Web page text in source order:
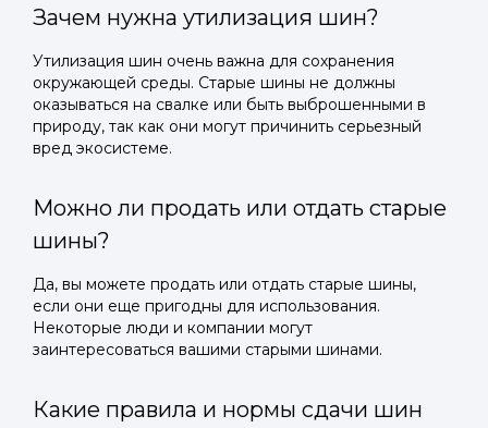
Зачем нужна утилизация шин?
Утилизация шин очень важна для сохранения
окружающей среды. Старые шины не должны
оказываться на свалке или быть выброшенными в
природу, так как они могут причинить серьезный
вред экосистеме.
Можно ли продать или отдать старые
шины?
Да, вы можете продать или отдать старые шины,
если они еще пригодны для использования.
Некоторые люди и компании могут
заинтересоваться вашими старыми шинами.
Какие правила и нормы сдачи шин